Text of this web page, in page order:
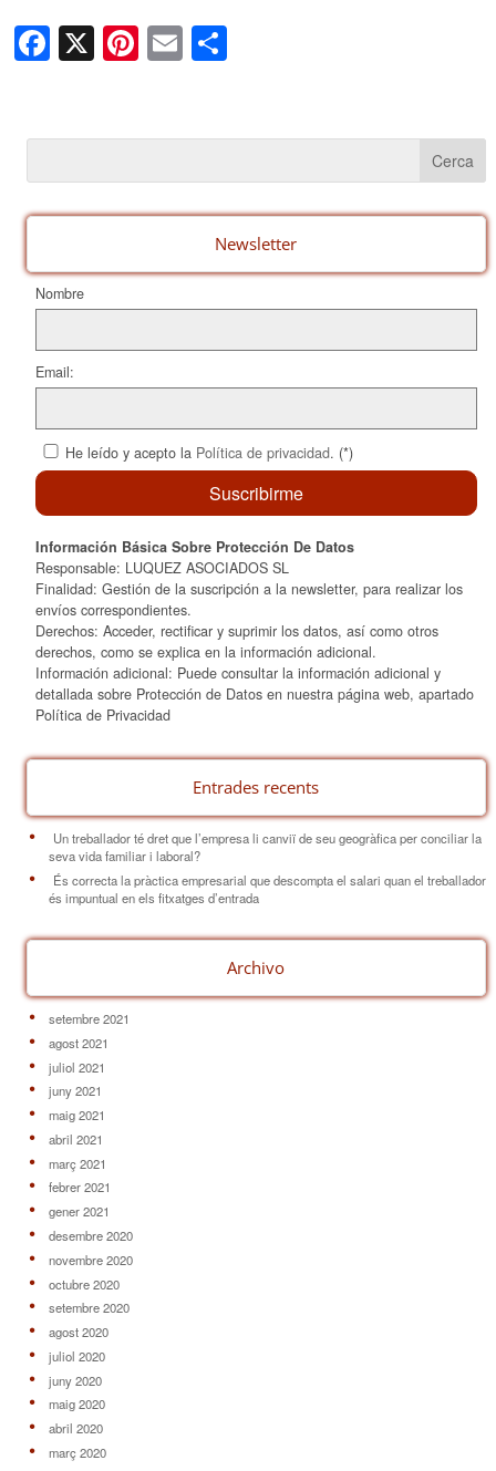
F
a
e
b
o
k
X Pi
nt
e
st
E
m
C
p
ar
te
ix
Newsletter
Nombre
Email:
He leído y acepto la Política de privacidad. (*)
Información Básica Sobre Protección De Datos
Responsable: LUQUEZ ASOCIADOS SL
Finalidad: Gestión de la suscripción a la newsletter, para realizar los
envíos correspondientes.
Derechos: Acceder, rectificar y suprimir los datos, así como otros
derechos, como se explica en la información adicional.
Información adicional: Puede consultar la información adicional y
detallada sobre Protección de Datos en nuestra página web, apartado
Política de Privacidad
Entrades recents
Un treballador té dret que l’empresa li canviï de seu geogràfica per conciliar la
seva vida familiar i laboral?
És correcta la pràctica empresarial que descompta el salari quan el treballador
és impuntual en els fitxatges d’entrada
Archivo
setembre 2021
agost 2021
juliol 2021
juny 2021
maig 2021
abril 2021
març 2021
febrer 2021
gener 2021
desembre 2020
novembre 2020
octubre 2020
setembre 2020
agost 2020
juliol 2020
juny 2020
maig 2020
abril 2020
març 2020